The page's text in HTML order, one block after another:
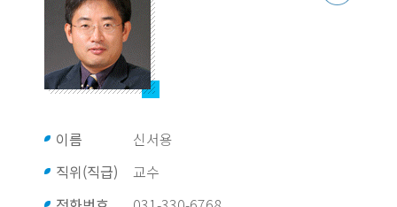
이름
신서용
직위(직급)
교수